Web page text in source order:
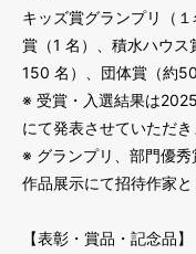
キッズ賞グランプリ（
賞（1 名）、積水ハウ
150 名）、団体賞（約50
※ 受賞・入選結果は
にて発表させていただき
※ グランプリ、部門優
作品展示にて招待作家と
【表彰・賞品・記念品】